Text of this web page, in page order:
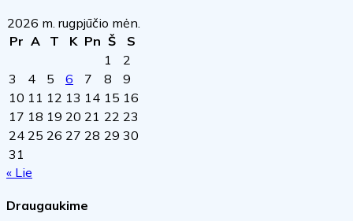
2026 m. rugpjūčio mėn.
Pr A T K Pn Š
S
1
2
3
4 5 6 7 8
9
10 11 12 13 14 15 16
17 18 19 20 21 22 23
24 25 26 27 28 29 30
31
« Lie
Draugaukime